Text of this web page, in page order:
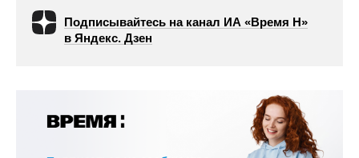
Подписывайтесь на канал ИА «Время Н»
в Яндекс. Дзен